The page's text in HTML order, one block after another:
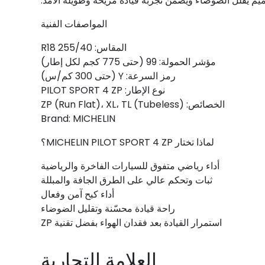
المواصفات الفنية
المقاس: 255/40 R18
مؤشر الحمولة: 99 (حتى 775 كجم لكل إطار)
رمز السرعة: Y (حتى 300 كم/س)
نوع الإطار: PILOT SPORT 4 ZP
الخصائص: ZP (Run Flat)، XL، TL (Tubeless)
Brand: MICHELIN
لماذا تختار MICHELIN PILOT SPORT 4 ZP؟
أداء رياضي متفوق للسيارات الفاخرة والرياضية
ثبات وتحكم عالي على الطرق الجافة والمبللة
أداء كبح آمن وفعال
راحة قيادة محسّنة وتقليل الضوضاء
استمرار القيادة بعد فقدان الهواء بفضل تقنية ZP